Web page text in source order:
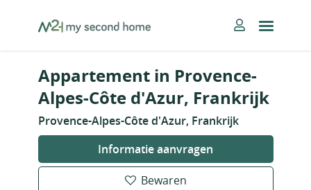
MySecondHome
Appartement in Provence-
Alpes-Côte d'Azur, Frankrijk
Provence-Alpes-Côte d'Azur, Frankrijk
Informatie aanvragen
Bewaren